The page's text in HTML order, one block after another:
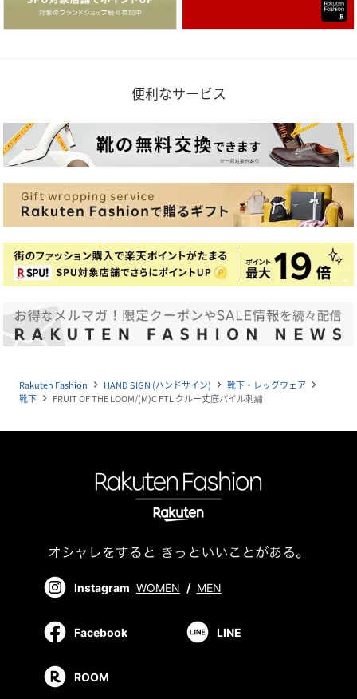
便利なサービス
Rakuten Fashion navigate_next HAND SIGN (ハンドサイン) navigate_next 靴下・レッグウェア navigate_next
靴下 navigate_next FRUIT OF THE LOOM/(M)C FTL クルー丈底パイル刺繡
Instagram WOMEN / MEN
Facebook LINE
ROOM